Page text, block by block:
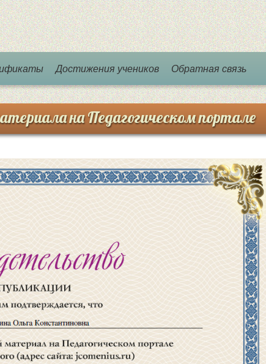
Достижения учеников Обратная связь
на Педагогическом портале